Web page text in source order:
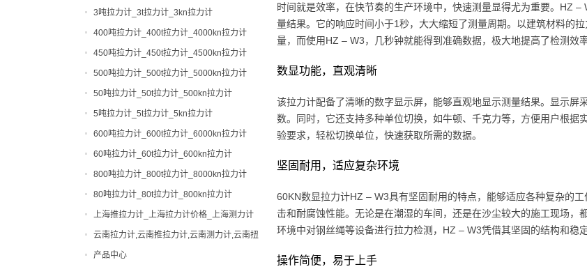
时间就是效率，在快节奏的生产环境中，快速测量显得尤为重要。HZ
量结果。它的响应时间小于1秒，大大缩短了测量周期。以建筑材料的
量，而使用HZ – W3，几秒钟就能得到准确数据，极大地提高了检测效
数显功能，直观清晰
该拉力计配备了清晰的数字显示屏，能够直观地显示测量结果。显示
数。同时，它还支持多种单位切换，如牛顿、千克力等，方便用户根
验要求，轻松切换单位，快速获取所需的数据。
坚固耐用，适应复杂环境
60KN数显拉力计HZ – W3具有坚固耐用的特点，能够适应各种复杂的
击和耐腐蚀性能。无论是在潮湿的车间，还是在沙尘较大的施工现场
环境中对钢丝绳等设备进行拉力检测，HZ – W3凭借其坚固的结构和稳
操作简便，易于上手
3吨拉力计_3t拉力计_3kn拉力计
400吨拉力计_400t拉力计_4000kn拉力计
450吨拉力计_450t拉力计_4500kn拉力计
500吨拉力计_500t拉力计_5000kn拉力计
50吨拉力计_50t拉力计_500kn拉力计
5吨拉力计_5t拉力计_5kn拉力计
600吨拉力计_600t拉力计_6000kn拉力计
60吨拉力计_60t拉力计_600kn拉力计
800吨拉力计_800t拉力计_8000kn拉力计
80吨拉力计_80t拉力计_800kn拉力计
上海推拉力计_上海拉力计价格_上海测力计
厂家|型号
云南拉力计,云南推拉力计,云南测力计,云南扭
力计,云南邵氏硬度计
产品中心